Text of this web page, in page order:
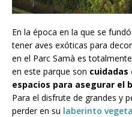
En la época en la que se
tener aves exóticas para
en el Parc Samà es
en este parque son cuidadas
espacios para asegurar el
Para el disfrute de grandes y
perder en su laberinto